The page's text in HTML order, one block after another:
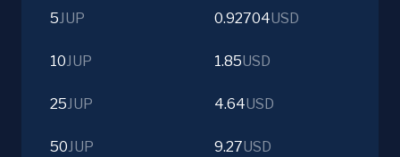
5JUP 0.92704USD
10JUP 1.85USD
25JUP 4.64USD
50JUP 9.27USD